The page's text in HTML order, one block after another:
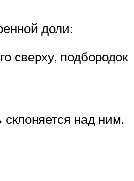
доли:
сверху, подбородок
над ним.